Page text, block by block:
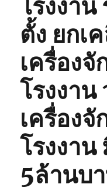
โรงงา
ตั้ง ยกเ
เครื่อง
โรงงาน
เครื่อง
โรงงา
5ล้านบ